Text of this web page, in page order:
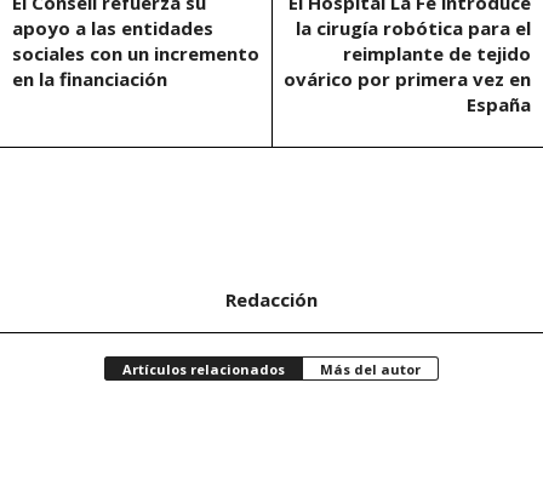
apoyo a las entidades
sociales con un incremento
en la financiación
la cirugía robótica para el
reimplante de tejido
ovárico por primera vez en
España
Redacción
Artículos relacionados Más del autor